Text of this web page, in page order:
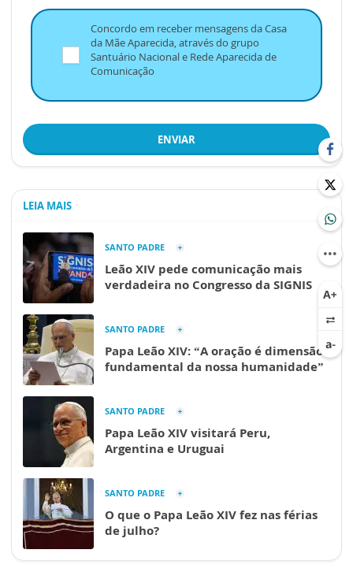
Concordo em receber mensagens da Casa
da Mãe Aparecida, através do grupo
Santuário Nacional e Rede Aparecida de
Comunicação
ENVIAR
LEIA MAIS
SANTO PADRE
Leão XIV pede comunicação mais
verdadeira no Congresso da SIGNIS
SANTO PADRE
Papa Leão XIV: “A oração é dimensão
fundamental da nossa humanidade”
SANTO PADRE
Papa Leão XIV visitará Peru,
Argentina e Uruguai
SANTO PADRE
O que o Papa Leão XIV fez nas férias
de julho?